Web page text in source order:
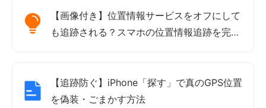
【画像付き】位置情報サービスをオフにして
も追跡される？スマホの位置情報追跡を完全
【追跡防ぐ】iPhone「探す」で真のGPS位置
を偽装・ごまかす方法